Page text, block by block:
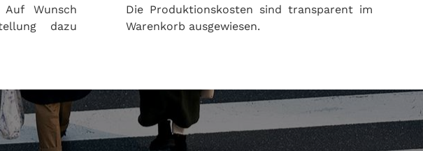
Wunsch
dazu
Die Produktionskosten sind transparent im
Warenkorb ausgewiesen.